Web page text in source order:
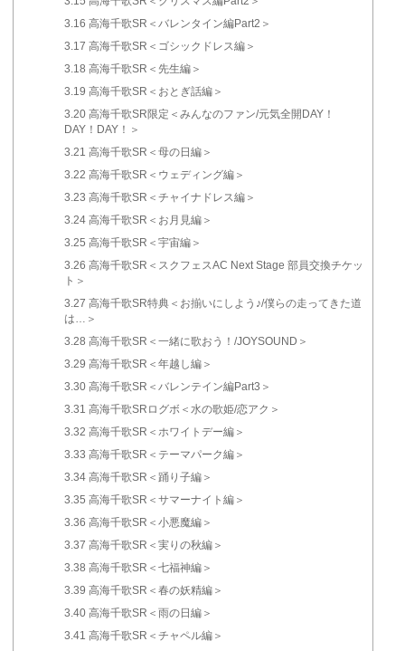
3.16 高海千歌SR＜バレンタイン編Part2＞
3.17 高海千歌SR＜ゴシックドレス編＞
3.18 高海千歌SR＜先生編＞
3.19 高海千歌SR＜おとぎ話編＞
3.20高海千歌SR限定＜みんなのファン/元気全開DAY！
DAY！DAY！＞
3.21 高海千歌SR＜母の日編＞
3.22 高海千歌SR＜ウェディング編＞
3.23 高海千歌SR＜チャイナドレス編＞
3.24高海千歌SR＜お月見編＞
3.25 高海千歌SR＜宇宙編＞
3.26 高海千歌SR＜スクフェスAC Next Stage 部員交換チケッ
ト＞
3.27 高海千歌SR特典＜お揃いにしよう♪/僕らの走ってきた道
は…＞
3.28 高海千歌SR＜一緒に歌おう！/JOYSOUND＞
3.29 高海千歌SR＜年越し編＞
3.30高海千歌SR＜バレンテイン編Part3＞
3.31 高海千歌SRログボ＜水の歌姫/恋アク＞
3.32 高海千歌SR＜ホワイトデー編＞
3.33 高海千歌SR＜テーマパーク編＞
3.34高海千歌SR＜踊り子編＞
3.35 高海千歌SR＜サマーナイト編＞
3.36 高海千歌SR＜小悪魔編＞
3.37 高海千歌SR＜実りの秋編＞
3.38 高海千歌SR＜七福神編＞
3.39 高海千歌SR＜春の妖精編＞
3.40高海千歌SR＜雨の日編＞
3.41 高海千歌SR＜チャペル編＞